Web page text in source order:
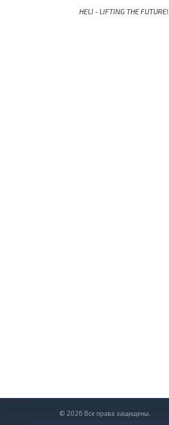
HELI - LIFTING THE FUTURE!
© 2026 Все права защищены.